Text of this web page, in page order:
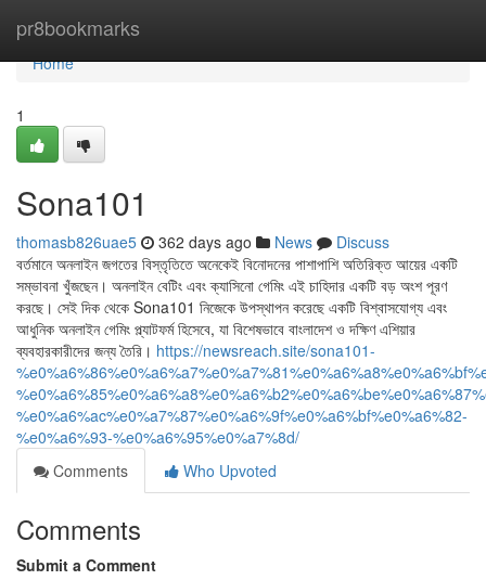
pr8bookmarks
Home
Home
1
Sona101
thomasb826uae5 362 days ago News
Discuss
বর্তমানে অনলাইন জগতের বিস্তৃতিতে অনেকেই বিনোদনের পাশাপাশি অতিরিক্ত আয়ের একটি
সম্ভাবনা খুঁজছেন। অনলাইন বেটিং এবং ক্যাসিনো গেমিং এই চাহিদার একটি বড় অংশ পূরণ
করছে। সেই দিক থেকে Sona101 নিজেকে উপস্থাপন করেছে একটি বিশ্বাসযোগ্য এবং
আধুনিক অনলাইন গেমিং প্ল্যাটফর্ম হিসেবে, যা বিশেষভাবে বাংলাদেশ ও দক্ষিণ এশিয়ার
ব্যবহারকারীদের জন্য তৈরি। https://newsreach.site/sona101-
%e0%a6%ac%e0%a7%87%e0%a6%9f%e0%a6%bf%e0%a6%82-
%e0%a6%93-%e0%a6%95%e0%a7%8d/
Comments
Who Upvoted
Comments
Submit a Comment